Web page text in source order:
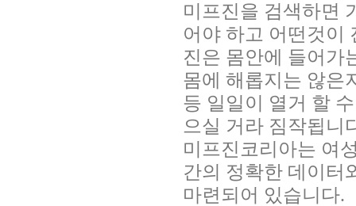
미프진을 검색하면
어야 하고 어떤것이
진은 몸안에 들어가
몸에 해롭지는 않은
등 일일이 열거 할
으실 거라 짐작됩니
미프진코리아는 여
간의 정확한 데이터
마련되어 있습니다.